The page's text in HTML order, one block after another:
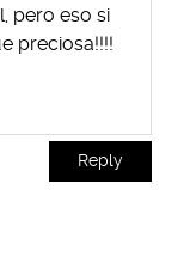
pero eso si
preciosa!!!!
Reply